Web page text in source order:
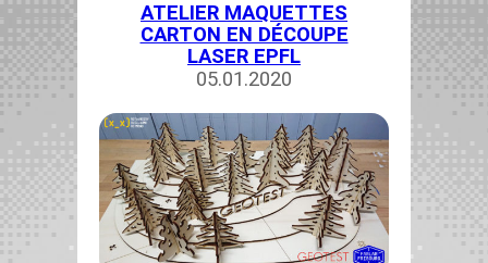
ATELIER MAQUETTES
CARTON EN DÉCOUPE
LASER EPFL
05.01.2020